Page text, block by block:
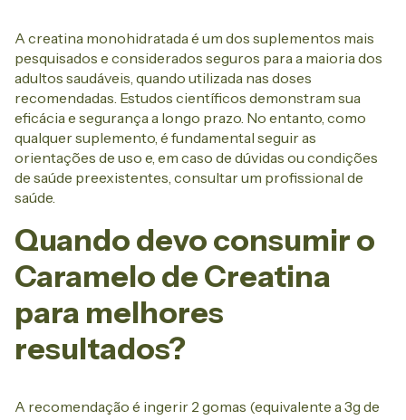
A creatina monohidratada é um dos suplementos mais
pesquisados e considerados seguros para a maioria dos
adultos saudáveis, quando utilizada nas doses
recomendadas. Estudos científicos demonstram sua
eficácia e segurança a longo prazo. No entanto, como
qualquer suplemento, é fundamental seguir as
orientações de uso e, em caso de dúvidas ou condições
de saúde preexistentes, consultar um profissional de
saúde.
Quando devo consumir o
Caramelo de Creatina
para melhores
resultados?
A recomendação é ingerir 2 gomas (equivalente a 3g de